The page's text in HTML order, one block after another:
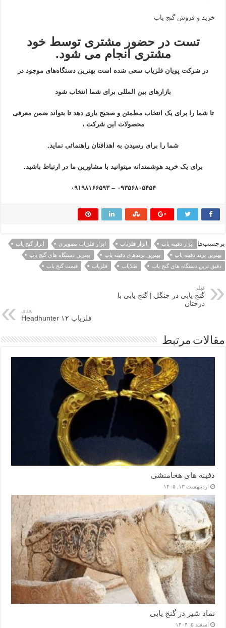
خرید و فروش گنج یاب
تست در حضور مشتری توسط خود
مشتری انجام می شود.
در شرکت پویان فلزیاب سعی شده است بهترین دستگاه‌های موجود در
بازار‌های بین المللی برای شما انتخاب شود
تا شما را برای یک انتخاب مطمئن و صحیح یاری دهد تا بتواند ضمن معرفی
محصولات این شرکت ،
شما را برای رسیدن به اهدافتان راهنمائی نماید.
برای یک خرید هوشمندانه میتوانید با مشاورین ما در ارتباط باشید.
۰۹۳۵۶۸۰۵۴۵۴ – ۰۹۱۹۸۱۶۶۵۹۳
برچسب‌ها ابزار دفینه یاب ابزار فلزیاب ابزار فلزیاب تصویری
ابزار گنج یاب
بهترین برند دفینه یاب
بهترین برندهای دفینه یاب
بهترین دستگاه های گنج یاب
دقیق ترین دستگاه های گنج یاب
طلایاب فلزیاب قیمت گنج یاب
قبلی
گنج یابی در جنگل | گنج یابی با
درختان
بعدی
فلزیاب ۱۲ Headhunter
مقالات مرتبط
دفینه های هخامنشی
اردیبهشت ۱۳, ۱۴۰۵
نماد شیر در گنج یابی
اسفند ۵, ۱۴۰۴